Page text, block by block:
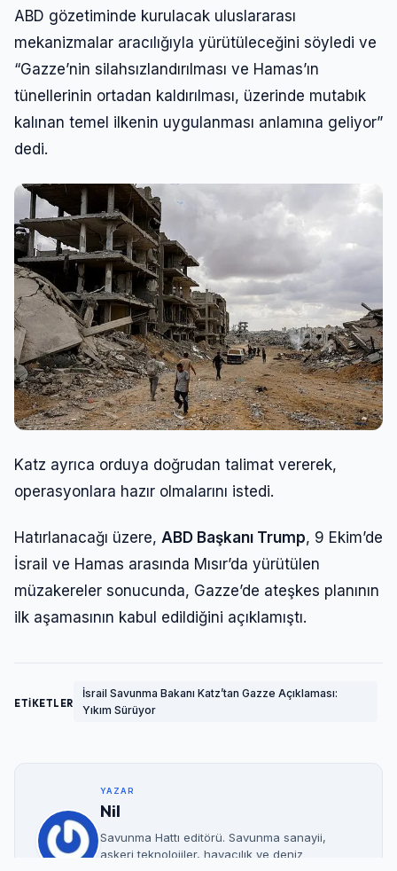
ABD gözetiminde kurulacak uluslararası
mekanizmalar aracılığıyla yürütüleceğini söyledi ve
“Gazze’nin silahsızlandırılması ve Hamas’ın
tünellerinin ortadan kaldırılması, üzerinde mutabık
kalınan temel ilkenin uygulanması anlamına geliyor”
dedi.
Katz ayrıca orduya doğrudan talimat vererek,
operasyonlara hazır olmalarını istedi.
Hatırlanacağı üzere, ABD Başkanı Trump, 9 Ekim’de
İsrail ve Hamas arasında Mısır’da yürütülen
müzakereler sonucunda, Gazze’de ateşkes planının
ilk aşamasının kabul edildiğini açıklamıştı.
ETİKETLER
İsrail Savunma Bakanı Katz’tan Gazze Açıklaması:
Yıkım Sürüyor
YAZAR
Nil
Savunma Hattı editörü. Savunma sanayii,
askeri teknolojiler, havacılık ve deniz